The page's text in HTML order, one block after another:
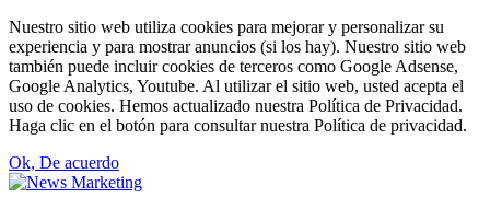
Nuestro sitio web utiliza cookies para mejorar y personalizar su
experiencia y para mostrar anuncios (si los hay). Nuestro sitio web
también puede incluir cookies de terceros como Google Adsense,
Google Analytics, Youtube. Al utilizar el sitio web, usted acepta el
uso de cookies. Hemos actualizado nuestra Política de Privacidad.
Haga clic en el botón para consultar nuestra Política de privacidad.
Ok, De acuerdo